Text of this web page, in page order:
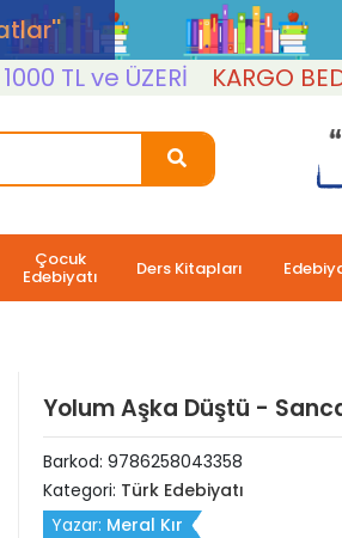
ve ÜZERİ KARGO BEDAVA
Çocuk
Edebiyatı Ders Kitapları
Yolum Aşka Düştü -
Barkod: 9786258043358
Kategori: Türk Edebiyatı
Yazar: Meral Kır